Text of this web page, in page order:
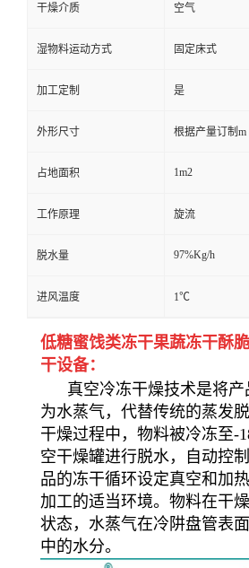
干燥介质 空气
湿物料运动方式 固定床式
加工定制 是
外形尺寸 根据产量订制m
占地面积 1m2
工作原理 旋流
脱水量 97%Kg/h
进风温度 1℃
低糖蜜饯类冻干果蔬冻干酥
干设备：
真空冷冻干燥技术是将
为水蒸气，代替传统的蒸发
干燥过程中，物料被冷冻至-
空干燥罐进行脱水，自动控
品的冻干循环设定真空和加
加工的适当环境。物料在干
状态，水蒸气在冷阱盘管表
中的水分。